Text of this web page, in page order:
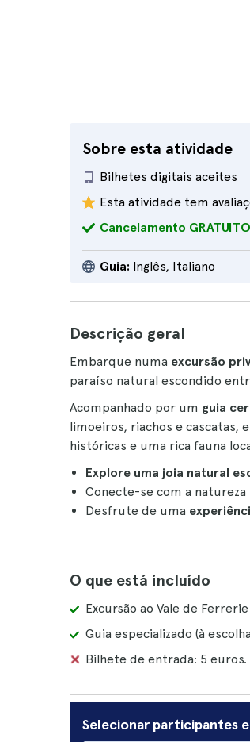
Sobre esta atividade
Bilhetes digitais aceites
Esta atividade tem
Cancelamento GRATUITO
Guia: Inglês, Italiano
Descrição geral
Embarque numa excursão
paraíso natural escondido
Acompanhado por um guia
limoeiros, riachos e cascatas,
históricas e uma rica fauna
Explore uma joia natural
Conecte-se com a natureza
Desfrute de uma
O que está incluído
Excursão ao Vale de
Guia especializado (à
Bilhete de entrada: 5 euros.
Selecionar participantes